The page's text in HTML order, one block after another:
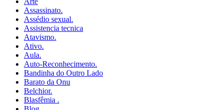
Assassinato.
Assédio sexual.
Assistencia tecnica
Atavismo.
Ativo.
Aula.
Auto-Reconhecimento.
Bandinha do Outro Lado
Barato da Onu
Belchior.
Blasfêmia .